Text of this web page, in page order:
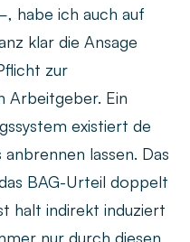
habe ich auch auf
klar die Ansage
zur
Arbeitgeber. Ein
existiert de
lassen. Das
BAG-Urteil doppelt
halt indirekt induziert
nur durch diesen